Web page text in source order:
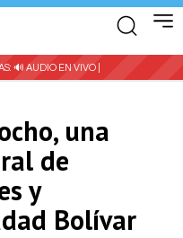
🔊 AUDIO EN VIVO |
una
de
y
Bolívar